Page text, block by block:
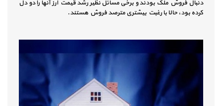
دنبال فروش ملک بودند و برخی مسائل نظیر رشد قیمت ارز آنها را دو دل
کرده بود، حالا با رغبت بیشتری مترصد فروش هستند.